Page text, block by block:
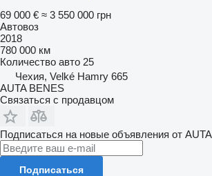
69 000 € ≈ 3 550 000 грн
Автовоз
2018
780 000 км
Количество авто 25
Чехия, Velké Hamry 665
AUTA BENES
Связаться с продавцом
Подписаться на новые объявления от
Подписаться